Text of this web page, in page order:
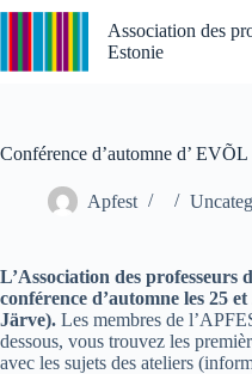
Passer
Association des
Estonie
Conférence d’automne d’ EVÕL
Apfest
L’Association des professeurs
conférence d’automne les 25
Järve). Les membres de
dessous, vous trouvez les
avec les sujets des ateliers